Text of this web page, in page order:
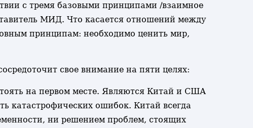
с тремя базовыми принципами /взаимное
МИД. Что касается отношений между
принципам: необходимо ценить мир,
свое внимание на пяти целях:
на первом месте. Являются Китай и США
катастрофических ошибок. Китай всегда
ни решением проблем, стоящих